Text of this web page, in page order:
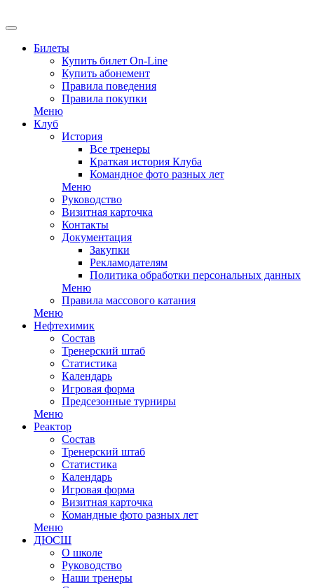
Билеты
Купить билет On-Line
Купить абонемент
Правила поведения
Правила покупки
Меню
Клуб
История
Все тренеры
Краткая история Клуба
Командное фото разных лет
Меню
Руководство
Визитная карточка
Контакты
Документация
Закупки
Рекламодателям
Политика обработки персональных данных
Меню
Правила массового катания
Меню
Нефтехимик
Состав
Тренерский штаб
Статистика
Календарь
Игровая форма
Предсезонные турниры
Меню
Реактор
Состав
Тренерский штаб
Статистика
Календарь
Игровая форма
Визитная карточка
Командные фото разных лет
Меню
ДЮСШ
О школе
Руководство
Наши тренеры